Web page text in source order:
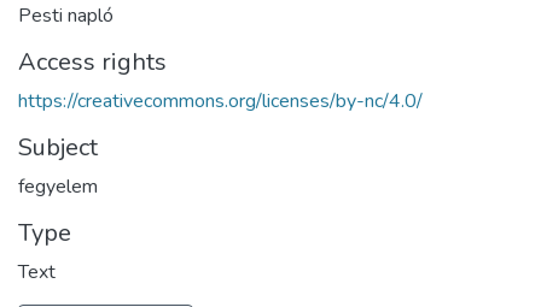
Pesti napló
Access rights
https://creativecommons.org/licenses/by-nc/4.0/
Subject
fegyelem
Type
Text